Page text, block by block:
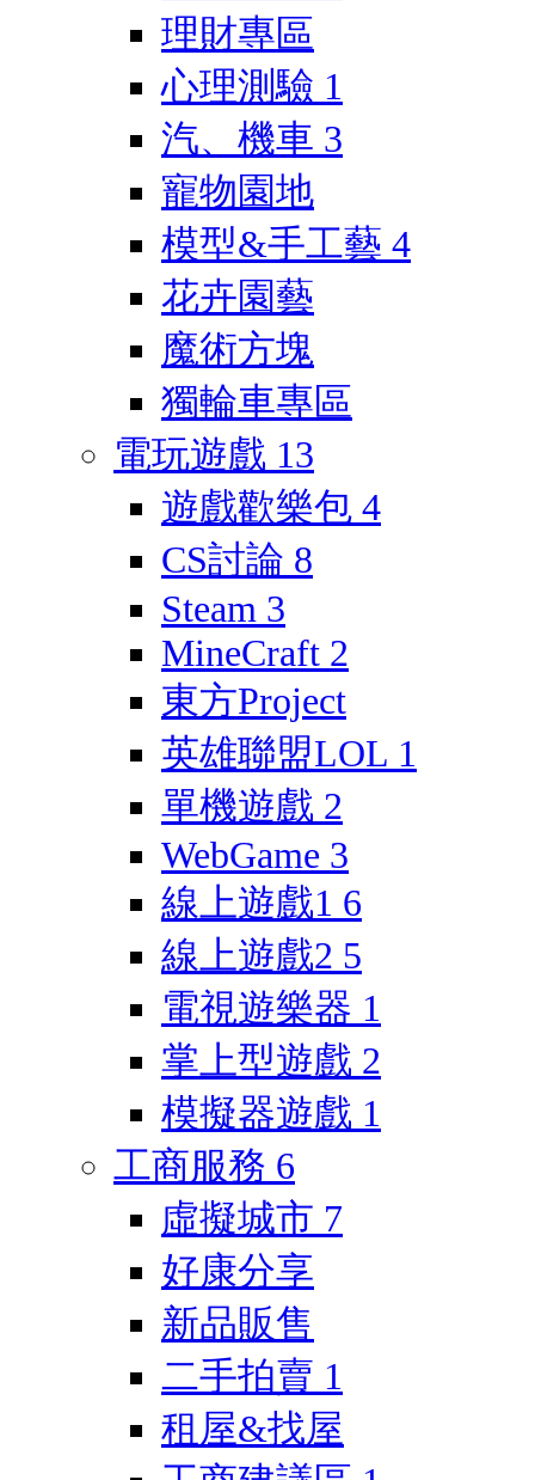
理財專區
心理測驗 1
汽、機車 3
寵物園地
模型&手工藝 4
花卉園藝
魔術方塊
獨輪車專區
電玩遊戲 13
遊戲歡樂包 4
CS討論 8
Steam 3
MineCraft 2
東方Project
英雄聯盟LOL 1
單機遊戲 2
WebGame 3
線上遊戲1 6
線上遊戲2 5
電視遊樂器 1
掌上型遊戲 2
模擬器遊戲 1
工商服務 6
虛擬城市 7
好康分享
新品販售
二手拍賣 1
租屋&找屋